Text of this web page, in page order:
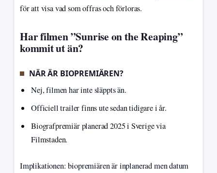
för att visa vad som offras och förloras.
Har filmen ”Sunrise on the Reaping”
kommit ut än?
NÄR ÄR BIOPREMIÄREN?
Nej, filmen har inte släppts än.
Officiell trailer finns ute sedan tidigare i år.
Biografpremiär planerad 2025 i Sverige via
Filmstaden.
Implikationen: biopremiären är inplanerad men datum